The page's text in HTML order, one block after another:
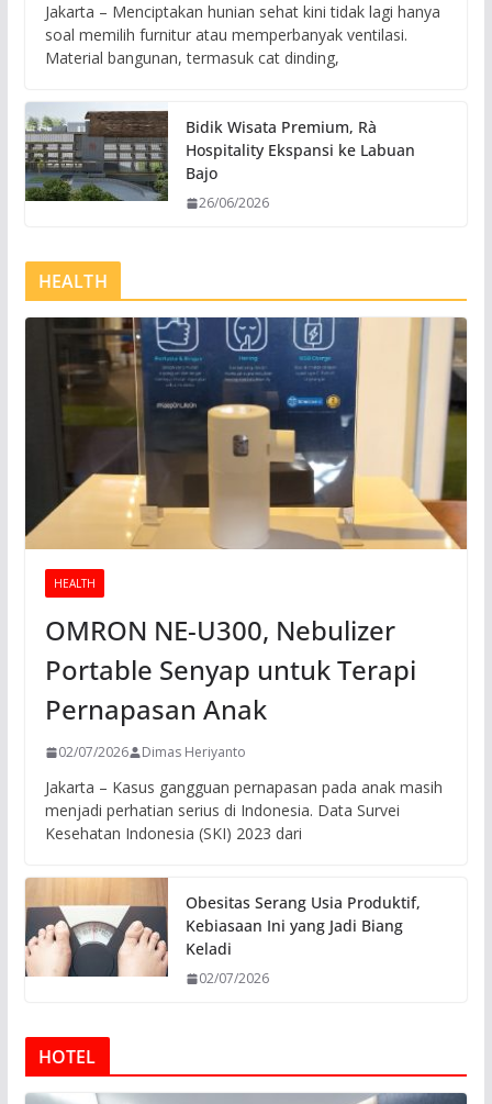
Jakarta – Menciptakan hunian sehat kini tidak lagi hanya
soal memilih furnitur atau memperbanyak ventilasi.
Material bangunan, termasuk cat dinding,
Bidik Wisata Premium, Rà
Hospitality Ekspansi ke Labuan
Bajo
26/06/2026
HEALTH
HEALTH
OMRON NE-U300, Nebulizer
Portable Senyap untuk Terapi
Pernapasan Anak
02/07/2026 Dimas Heriyanto
Jakarta – Kasus gangguan pernapasan pada anak masih
menjadi perhatian serius di Indonesia. Data Survei
Kesehatan Indonesia (SKI) 2023 dari
Obesitas Serang Usia Produktif,
Kebiasaan Ini yang Jadi Biang
Keladi
02/07/2026
HOTEL